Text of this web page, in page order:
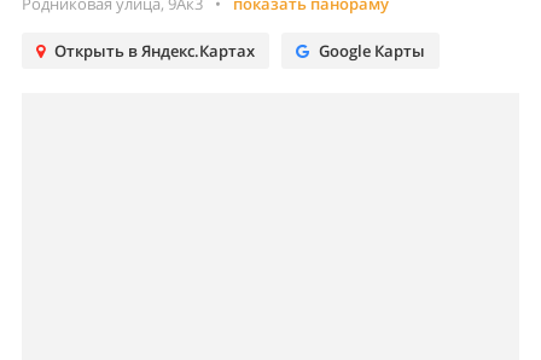
Открыть в Яндекс.Картах Google Карты